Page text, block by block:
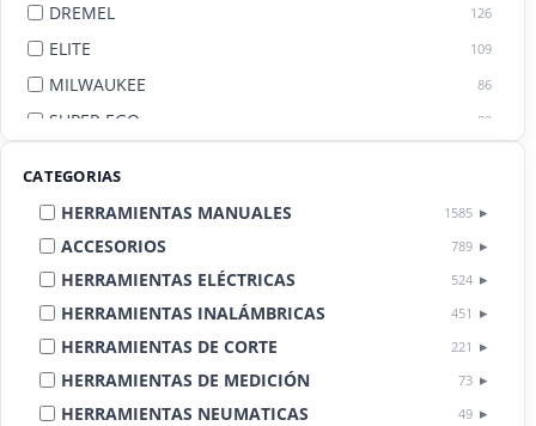
DREMEL 126
ELITE 109
MILWAUKEE 86
SUPER EGO 82
CATEGORIAS
HERRAMIENTAS MANUALES 1585
ACCESORIOS 789
HERRAMIENTAS ELÉCTRICAS 524
HERRAMIENTAS INALÁMBRICAS 451
HERRAMIENTAS DE CORTE 221
HERRAMIENTAS DE MEDICIÓN 73
HERRAMIENTAS NEUMATICAS 49